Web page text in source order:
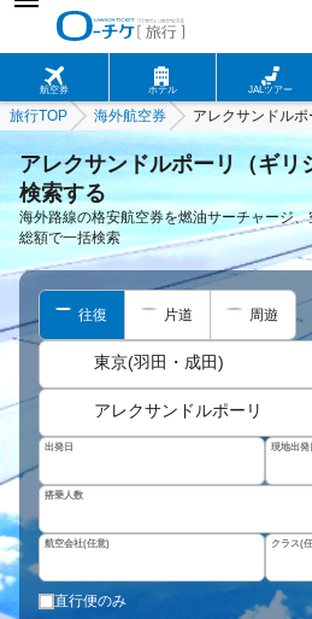
航空券 ホテル JALツアー
旅行TOP 海外航空券 アレクサンドル
アレクサンドルポーリ（ギリ
検索する
海外路線の格安航空券を燃油サーチャージ
総額で一括検索
往復 片道 周遊
東京(羽田・成田)
アレクサンドルポーリ
出発日 現地出発
搭乗人数
航空会社(任意) クラス(
直行便のみ